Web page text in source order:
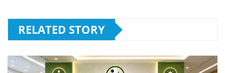
RELATED STORY